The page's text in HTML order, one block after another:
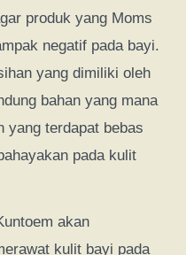
produk yang Moms
negatif pada bayi.
yang dimiliki oleh
bahan yang mana
yang terdapat bebas
pada kulit
akan
kulit bayi pada